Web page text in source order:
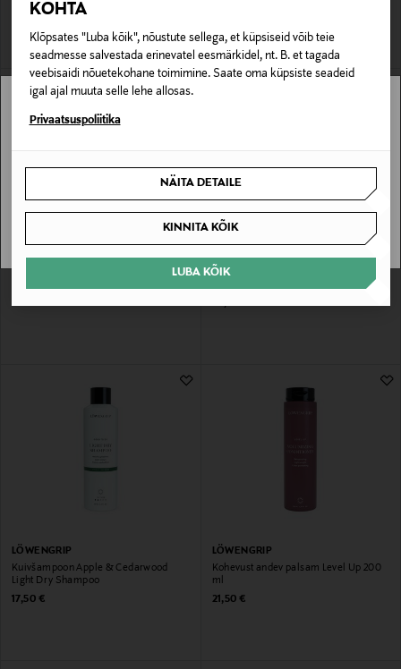
KOHTA
Klõpsates "Luba kõik", nõustute sellega, et küpsiseid võib teie
seadmesse salvestada erinevatel eesmärkidel, nt. B. et tagada
veebisaidi nõuetekohane toimimine. Saate oma küpsiste seadeid
igal ajal muuta selle lehe allosas.
Privaatsuspoliitika
NÄITA DETAILE
KINNITA KÕIK
LUBA KÕIK
Original Price
22,90 €
Juuksemask Level Up – Volumizing
26,50 €
LÖWENGRIP
Kuivšampoon Apple & Cedarwood
Light Dry Shampoo
Original Price
17,50 €
LÖWENGRIP
Kohevust andev palsam Level Up 200
ml
Original Price
21,50 €
Stockmann pole Sinu riigis saadaval.
SAAN ARU